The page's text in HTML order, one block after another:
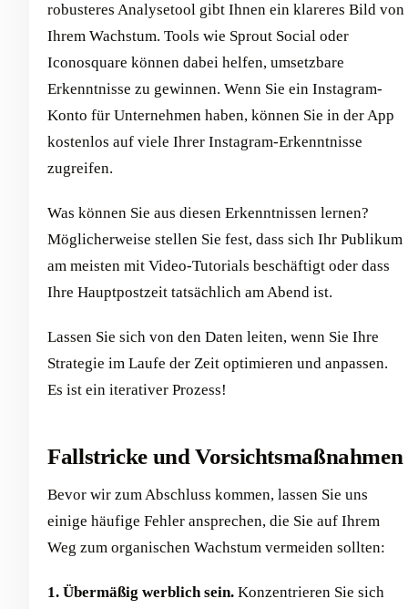
robusteres Analysetool gibt Ihnen ein klareres Bild von
Ihrem Wachstum. Tools wie Sprout Social oder
Iconosquare können dabei helfen, umsetzbare
Erkenntnisse zu gewinnen. Wenn Sie ein Instagram-
Konto für Unternehmen haben, können Sie in der App
kostenlos auf viele Ihrer Instagram-Erkenntnisse
zugreifen.
Was können Sie aus diesen Erkenntnissen lernen?
Möglicherweise stellen Sie fest, dass sich Ihr Publikum
am meisten mit Video-Tutorials beschäftigt oder dass
Ihre Hauptpostzeit tatsächlich am Abend ist.
Lassen Sie sich von den Daten leiten, wenn Sie Ihre
Strategie im Laufe der Zeit optimieren und anpassen.
Es ist ein iterativer Prozess!
Fallstricke und Vorsichtsmaßnahmen
Bevor wir zum Abschluss kommen, lassen Sie uns
einige häufige Fehler ansprechen, die Sie auf Ihrem
Weg zum organischen Wachstum vermeiden sollten:
1. Übermäßig werblich sein. Konzentrieren Sie sich